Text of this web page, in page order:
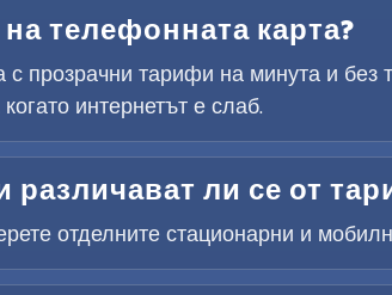
телефонната карта?
прозрачни тарифи на минута и без
интернетът е слаб.
ли се от
отделните стационарни и